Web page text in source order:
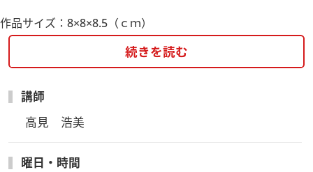
作品サイズ：8×8×8.5（ｃｍ）
続きを読む
講師
高見　浩美
曜日・時間